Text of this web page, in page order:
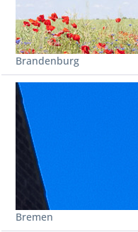
Brandenburg
Bremen